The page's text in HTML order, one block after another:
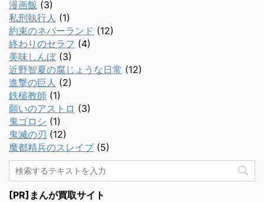
漫画飯 (3)
私刑執行人 (1)
約束のネバーランド (12)
終わりのセラフ (4)
美味しんぼ(3)
近野智夏の腐じょうな日常 (12)
進撃の巨人 (2)
鉄槌教師 (1)
願いのアストロ (3)
鬼ゴロシ (1)
鬼滅の刃 (12)
魔都精兵のスレイブ (5)
[PR]まんが買取サイト